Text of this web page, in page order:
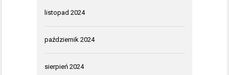
listopad 2024
październik 2024
sierpień 2024